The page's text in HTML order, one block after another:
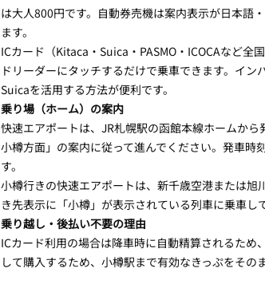
は大人800円です。自動券売機は案内表示が日本語
ます。
ICカード（Kitaca・Suica・PASMO・ICOCAなど全
ドリーダーにタッチするだけで乗車できます。イ
Suicaを活用する方法が便利です。
乗り場（ホーム）の案内
快速エアポートは、JR札幌駅の函館本線ホームか
小樽方面」の案内に従って進んでください。発車
す。
小樽行きの快速エアポートは、新千歳空港または
き先表示に「小樽」が表示されている列車に乗車し
乗り越し・後払い不要の理由
ICカード利用の場合は降車時に自動精算されるた
して購入するため、小樽駅まで有効なきっぷをその